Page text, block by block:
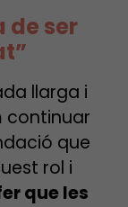
de ser
llarga i
continuar
que
rol i
que les